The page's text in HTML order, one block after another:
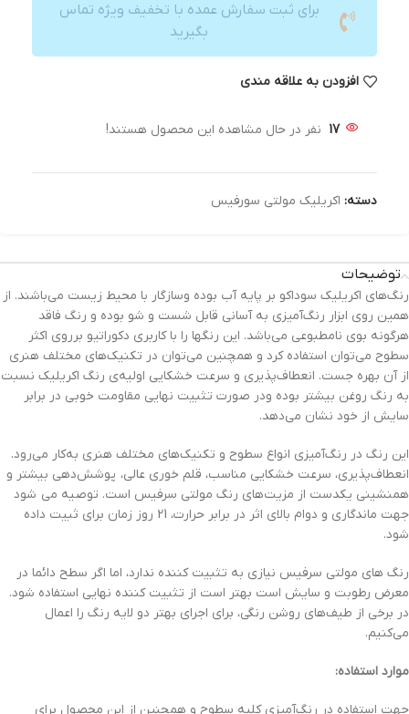
برای ثبت سفارش عمده با تخفیف ویژه تماس
بگیرید
افزودن به علاقه مندی
17 نفر در حال مشاهده این محصول هستند!
دسته: اکریلیک مولتی سورفیس
توضیحات
رنگ‌های اکریلیک سوداکو بر پایه آب بوده وسازگار با محیط زیست می‌باشند. از
همین روی ابزار رنگ‌آمیزی به آسانی قابل شست و شو بوده و رنگ فاقد
هرگونه بوی نامطبوعی می‌باشد. این رنگها را با کاربری دکوراتیو برروی اکثر
سطوح می‌توان استفاده کرد و همچنین می‌توان در تکنیک‌های مختلف هنری
از آن بهره جست. انعطاف‌پذیری و سرعت خشکایی اولیه‌ی رنگ اکریلیک نسبت
به رنگ روغن بیشتر بوده ودر صورت تثبیت نهایی مقاومت خوبی در برابر
سایش از خود نشان می‌دهد.
این رنگ در رنگ‌آمیزی انواع سطوح و تکنیک‌های مختلف هنری به‌کار می‌رود.
انعطاف‌پذیری، سرعت خشکایی مناسب، قلم خوری عالی، پوشش‌دهی بیشتر و
همنشینی یکدست از مزیت‌های رنگ مولتی سرفیس است. توصیه می شود
جهت ماندگاری و دوام بالای اثر در برابر حرارت، 21 روز زمان برای ثبیت داده
شود.
رنگ های مولتی سرفیس نیازی به تثبیت کننده ندارد، اما اگر سطح دائما در
معرض رطوبت و سایش است بهتر است از تثبیت کننده نهایی استفاده شود.
در برخی از طیف‌های روشن رنگی، برای اجرای بهتر دو لایه رنگ را اعمال
می‌کنیم.
موارد استفاده:
جهت استفاده در رنگ‌آمیزی کلیه سطوح و همچنین از این محصول برای